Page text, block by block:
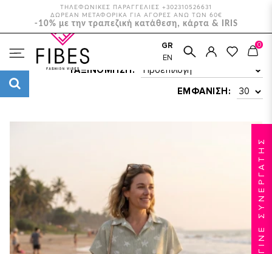
ΓΙΝΕ ΣΥΝΕΡΓΑΤΗΣ
ΤΗΛΕΦΩΝΙΚΕΣ ΠΑΡΑΓΓΕΛΙΕΣ +302310526631
ΔΩΡΕΑΝ ΜΕΤΑΦΟΡΙΚΑ ΓΙΑ ΑΓΟΡΕΣ ΑΝΩ ΤΩΝ 60€
-10% με την τραπεζική κατάθεση, κάρτα & IRIS
GR
EN
0
ΑΡΧΙΚΉ ΡΟΎΧΑ
ΤΑΞΙΝΌΜΗΣΗ:
ΕΜΦΆΝΙΣΗ: